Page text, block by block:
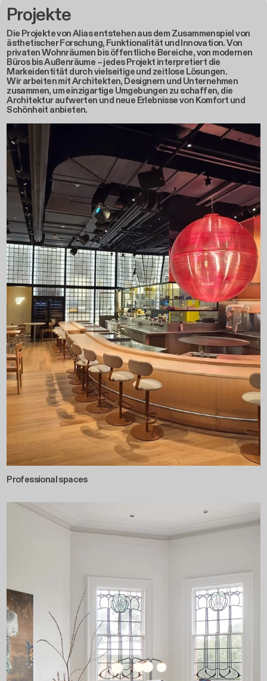
Projekte
Die Projekte von Alias entstehen aus dem Zusammenspiel von
ästhetischer Forschung, Funktionalität und Innovation. Von
privaten Wohnräumen bis öffentliche Bereiche, von modernen
Büros bis Außenräume – jedes Projekt interpretiert die
Markeidentität durch vielseitige und zeitlose Lösungen.
Wir arbeiten mit Architekten, Designern und Unternehmen
zusammen, um einzigartige Umgebungen zu schaffen, die
Architektur aufwerten und neue Erlebnisse von Komfort und
Schönheit anbieten.
Professional spaces